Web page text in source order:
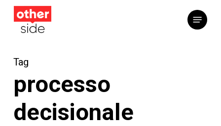
contenuto
Menu
Tag
processo
decisionale